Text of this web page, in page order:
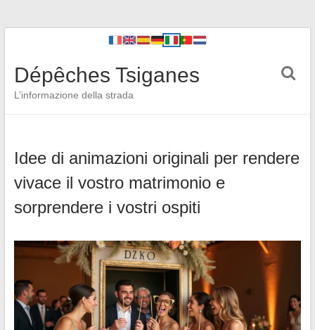
Dépêches Tsiganes
L’informazione della strada
Idee di animazioni originali per rendere
vivace il vostro matrimonio e
sorprendere i vostri ospiti